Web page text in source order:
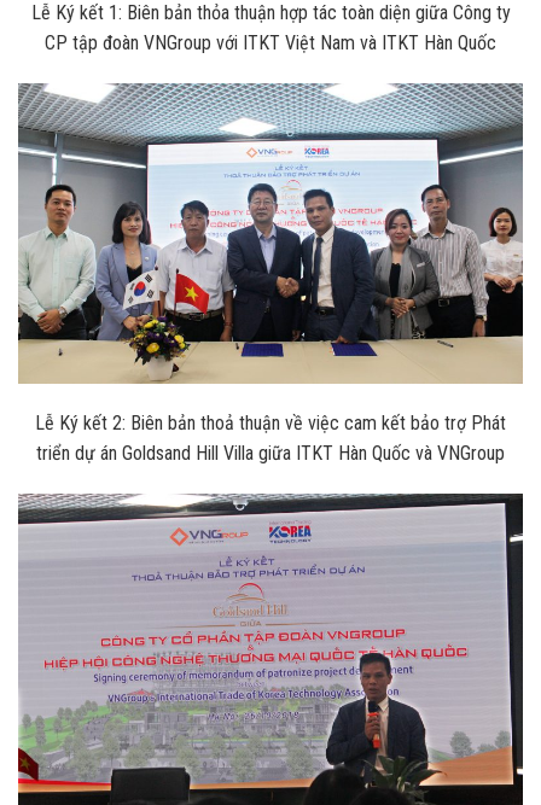
Lễ Ký kết 1: Biên bản thỏa thuận hợp tác toàn diện giữa Công ty
CP tập đoàn VNGroup với ITKT Việt Nam và ITKT Hàn Quốc
Lễ Ký kết 2: Biên bản thoả thuận về việc cam kết bảo trợ Phát
triển dự án Goldsand Hill Villa giữa ITKT Hàn Quốc và VNGroup